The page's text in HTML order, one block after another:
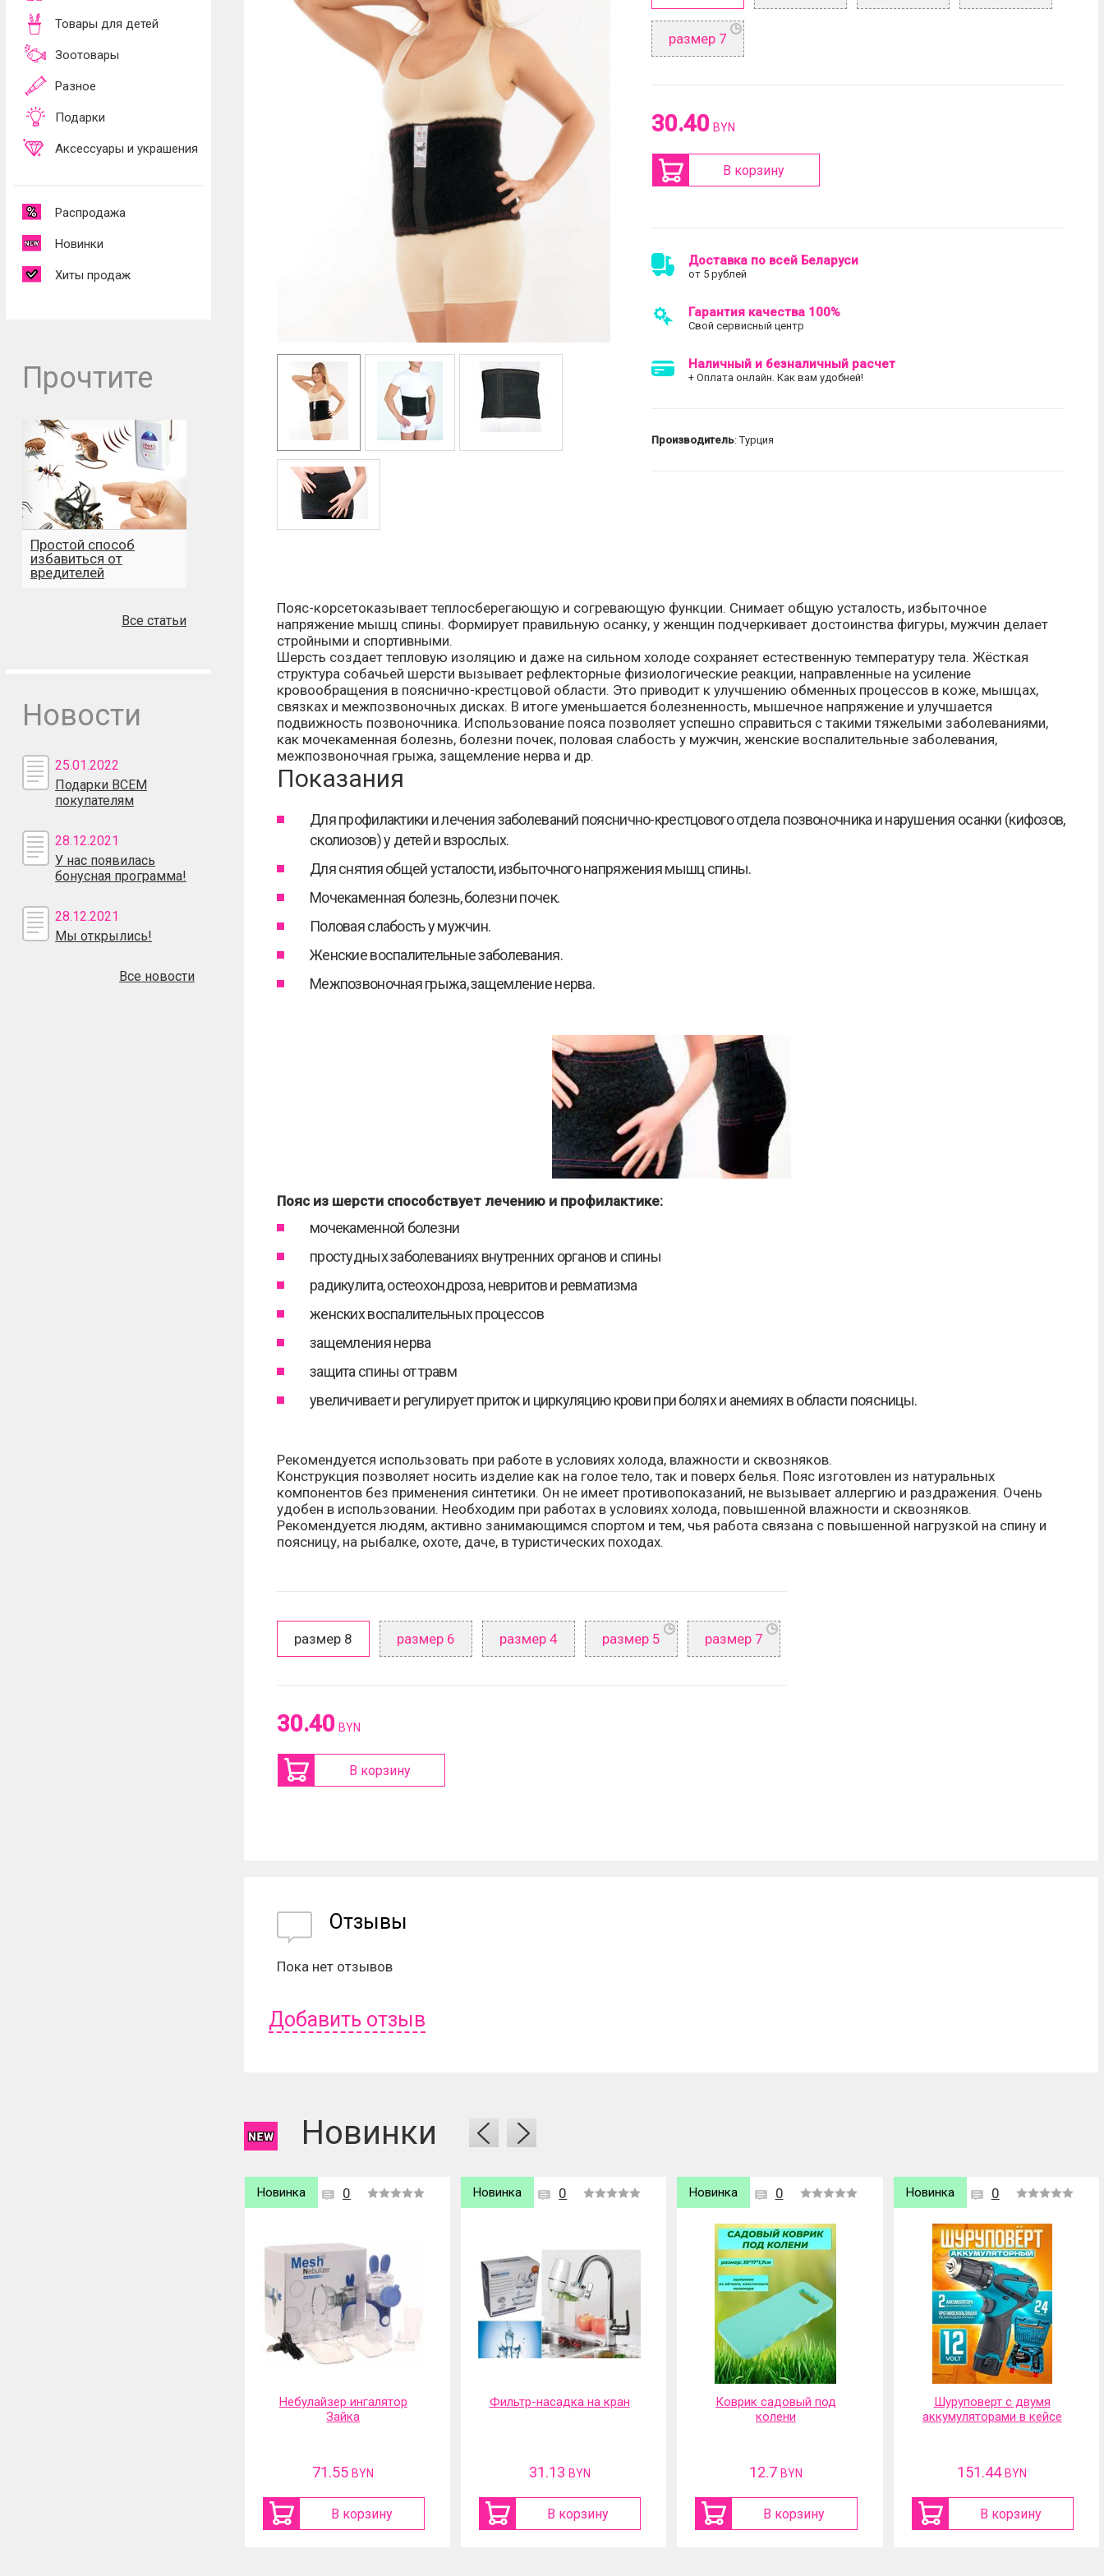
Товары для детей
Зоотовары
Разное
Подарки
Аксессуары и украшения
Распродажа
Новинки
Хиты продаж
Прочтите
Простой способ
избавиться от
вредителей
Все статьи
Новости
25.01.2022
Подарки ВСЕМ
покупателям
28.12.2021
У нас появилась
бонусная программа!
28.12.2021
Мы открылись!
Все новости
размер 7
30.40 BYN
В корзину
Доставка по всей Беларуси
от 5 рублей
Гарантия качества 100%
Свой сервисный центр
Наличный и безналичный расчет
+ Оплата онлайн. Как вам удобней!
Производитель: Турция
Пояс-корсетоказывает теплосберегающую и согревающую функции. Снимает общую усталость, избыточное
напряжение мышц спины. Формирует правильную осанку, у женщин подчеркивает достоинства фигуры, мужчин делает
стройными и спортивными.
Шерсть создает тепловую изоляцию и даже на сильном холоде сохраняет естественную температуру тела. Жёсткая
структура собачьей шерсти вызывает рефлекторные физиологические реакции, направленные на усиление
кровообращения в пояснично-крестцовой области. Это приводит к улучшению обменных процессов в коже, мышцах,
связках и межпозвоночных дисках. В итоге уменьшается болезненность, мышечное напряжение и улучшается
подвижность позвоночника. Использование пояса позволяет успешно справиться с такими тяжелыми заболеваниями,
как мочекаменная болезнь, болезни почек, половая слабость у мужчин, женские воспалительные заболевания,
межпозвоночная грыжа, защемление нерва и др.
Показания
Для профилактики и лечения заболеваний пояснично-крестцового отдела позвоночника и нарушения осанки (кифозов,
сколиозов) у детей и взрослых.
Для снятия общей усталости, избыточного напряжения мышц спины.
Мочекаменная болезнь, болезни почек.
Половая слабость у мужчин.
Женские воспалительные заболевания.
Межпозвоночная грыжа, защемление нерва.
Пояс из шерсти способствует лечению и профилактике:
мочекаменной болезни
простудных заболеваниях внутренних органов и спины
радикулита, остеохондроза, невритов и ревматизма
женских воспалительных процессов
защемления нерва
защита спины от травм
увеличивает и регулирует приток и циркуляцию крови при болях и анемиях в области поясницы.
Рекомендуется использовать при работе в условиях холода, влажности и сквозняков.
Конструкция позволяет носить изделие как на голое тело, так и поверх белья. Пояс изготовлен из натуральных
компонентов без применения синтетики. Он не имеет противопоказаний, не вызывает аллергию и раздражения. Очень
удобен в использовании. Необходим при работах в условиях холода, повышенной влажности и сквозняков.
Рекомендуется людям, активно занимающимся спортом и тем, чья работа связана с повышенной нагрузкой на спину и
поясницу, на рыбалке, охоте, даче, в туристических походах.
размер 8 размер 6 размер 4 размер 5 размер 7
30.40 BYN
В корзину
Отзывы
Пока нет отзывов
Добавить отзыв
Новинки
0
Новинка
Фильтр-насадка на кран
31.13 BYN
В корзину
0
Новинка
Коврик садовый под
12.7BYN
В корзину
0
Новинка
Шуруповерт с двумя
аккумуляторами в кейсе
151.44BYN
В корзину
0
Хит продаж
Новинка
Портативная
аккумуляторная мойка
117.01 BYN
В корзину